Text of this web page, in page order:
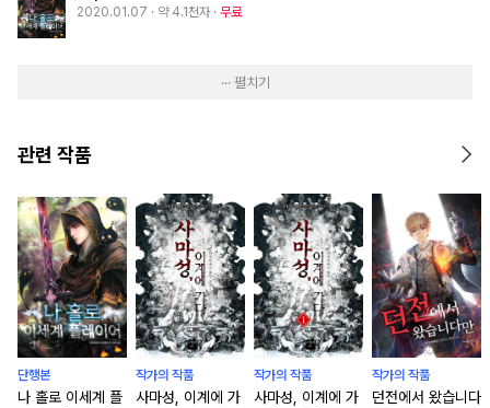
2020.01.07 · 약 4.1천자 무료
··· 펼치기
관련 작품
단행본
나 홀로 이세계 플
작가의 작품
사마성, 이계에 가
작가의 작품
사마성, 이계에 가
작가의 작품
던전에서 왔습니다